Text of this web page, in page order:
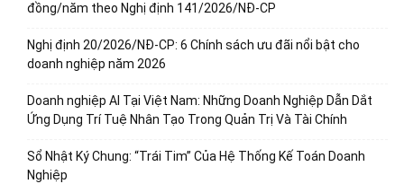
đồng/năm theo Nghị định 141/2026/NĐ-CP
Nghị định 20/2026/NĐ-CP: 6 Chính sách ưu đãi nổi bật cho
doanh nghiệp năm 2026
Doanh nghiệp AI Tại Việt Nam: Những Doanh Nghiệp Dẫn Dắt
Ứng Dụng Trí Tuệ Nhân Tạo Trong Quản Trị Và Tài Chính
Sổ Nhật Ký Chung: “Trái Tim” Của Hệ Thống Kế Toán Doanh
Nghiệp